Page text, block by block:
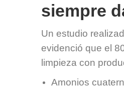
siempre
Un estudio
evidenció que el
limpieza con
Amonios